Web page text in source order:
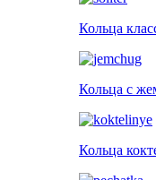
Кольца
Кольца с
Кольца